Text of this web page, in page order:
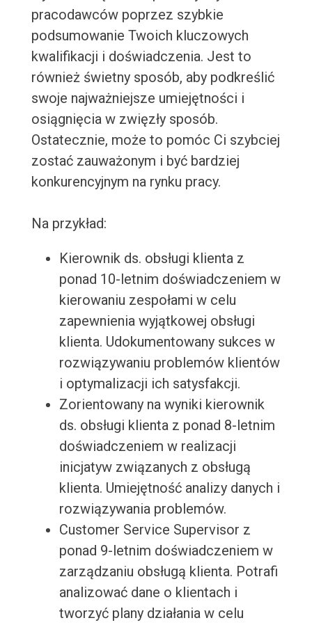
pracodawców poprzez szybkie
podsumowanie Twoich kluczowych
kwalifikacji i doświadczenia. Jest to
również świetny sposób, aby podkreślić
swoje najważniejsze umiejętności i
osiągnięcia w zwięzły sposób.
Ostatecznie, może to pomóc Ci szybciej
zostać zauważonym i być bardziej
konkurencyjnym na rynku pracy.
Na przykład:
Kierownik ds. obsługi klienta z
ponad 10-letnim doświadczeniem w
kierowaniu zespołami w celu
zapewnienia wyjątkowej obsługi
klienta. Udokumentowany sukces w
rozwiązywaniu problemów klientów
i optymalizacji ich satysfakcji.
Zorientowany na wyniki kierownik
ds. obsługi klienta z ponad 8-letnim
doświadczeniem w realizacji
inicjatyw związanych z obsługą
klienta. Umiejętność analizy danych i
rozwiązywania problemów.
Customer Service Supervisor z
ponad 9-letnim doświadczeniem w
zarządzaniu obsługą klienta. Potrafi
analizować dane o klientach i
tworzyć plany działania w celu